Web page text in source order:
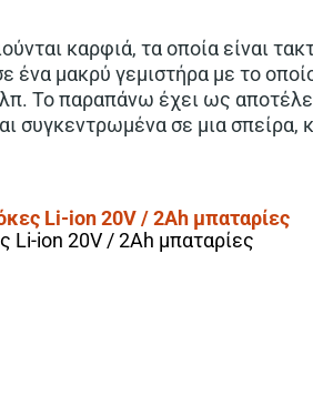
καρφιά, τα οποία είναι
ένα μακρύ γεμιστήρα με το
Το παραπάνω έχει ως
συγκεντρωμένα σε μια σπείρα,
Li-ion 20V / 2Ah μπαταρίες